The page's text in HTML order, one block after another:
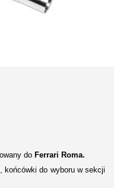
do Ferrari Roma.
końcówki do wyboru w sekcji